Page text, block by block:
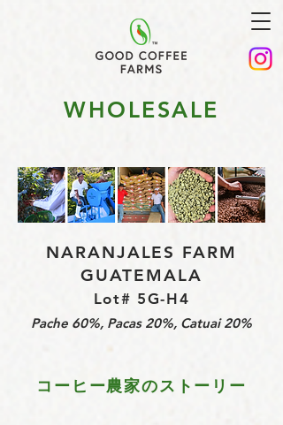
WHOLESALE
NARANJALES FARM
GUATEMALA
Lot# 5G-H4
Pache 60%, Pacas 20%, Catuai 20%
コーヒー農家のストーリー